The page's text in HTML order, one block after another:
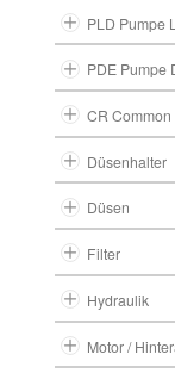
PLD Pumpe
PDE Pumpe
CR Common
Düsenhalter
Düsen
Filter
Hydraulik
Motor /